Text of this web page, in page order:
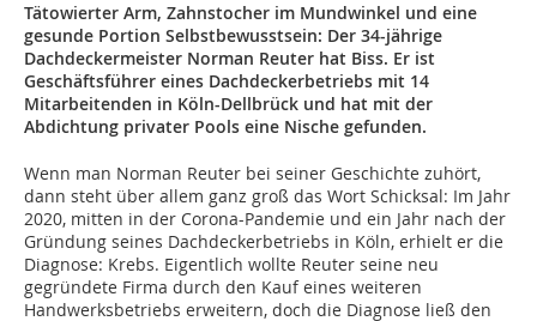
Tätowierter Arm, Zahnstocher im Mundwinkel und eine
gesunde Portion Selbstbewusstsein: Der 34-jährige
Dachdeckermeister Norman Reuter hat Biss. Er ist
Geschäftsführer eines Dachdeckerbetriebs mit 14
Mitarbeitenden in Köln-Dellbrück und hat mit der
Abdichtung privater Pools eine Nische gefunden.
Wenn man Norman Reuter bei seiner Geschichte zuhört,
dann steht über allem ganz groß das Wort Schicksal: Im Jahr
2020, mitten in der Corona-Pandemie und ein Jahr nach der
Gründung seines Dachdeckerbetriebs in Köln, erhielt er die
Diagnose: Krebs. Eigentlich wollte Reuter seine neu
gegründete Firma durch den Kauf eines weiteren
Handwerksbetriebs erweitern, doch die Diagnose ließ den